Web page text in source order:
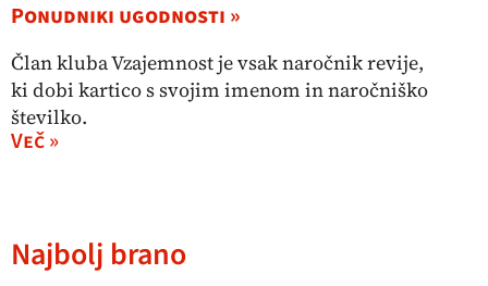
Ponudniki ugodnosti »
Član kluba Vzajemnost je vsak naročnik revije,
ki dobi kartico s svojim imenom in naročniško
številko.
Več »
Najbolj brano